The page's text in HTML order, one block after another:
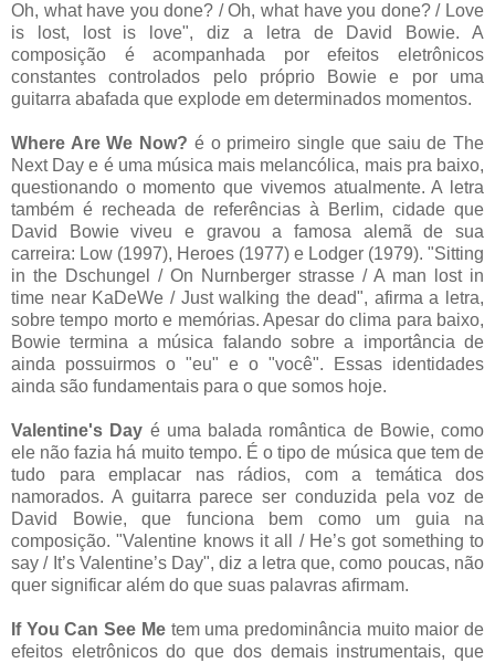
Oh, what have you done? / Oh, what have you done? / Love
is lost, lost is love", diz a letra de David Bowie. A
composição é acompanhada por efeitos eletrônicos
constantes controlados pelo próprio Bowie e por uma
guitarra abafada que explode em determinados momentos.
Where Are We Now? é o primeiro single que saiu de The
Next Day e é uma música mais melancólica, mais pra baixo,
questionando o momento que vivemos atualmente. A letra
também é recheada de referências à Berlim, cidade que
David Bowie viveu e gravou a famosa alemã de sua
carreira: Low (1997), Heroes (1977) e Lodger (1979). "Sitting
in the Dschungel / On Nurnberger strasse / A man lost in
time near KaDeWe / Just walking the dead", afirma a letra,
sobre tempo morto e memórias. Apesar do clima para baixo,
Bowie termina a música falando sobre a importância de
ainda possuirmos o "eu" e o "você". Essas identidades
ainda são fundamentais para o que somos hoje.
Valentine's Day é uma balada romântica de Bowie, como
ele não fazia há muito tempo. É o tipo de música que tem de
tudo para emplacar nas rádios, com a temática dos
namorados. A guitarra parece ser conduzida pela voz de
David Bowie, que funciona bem como um guia na
composição. "Valentine knows it all / He’s got something to
say / It’s Valentine’s Day", diz a letra que, como poucas, não
quer significar além do que suas palavras afirmam.
If You Can See Metem uma predominância muito maior de
efeitos eletrônicos do que dos demais instrumentais, que